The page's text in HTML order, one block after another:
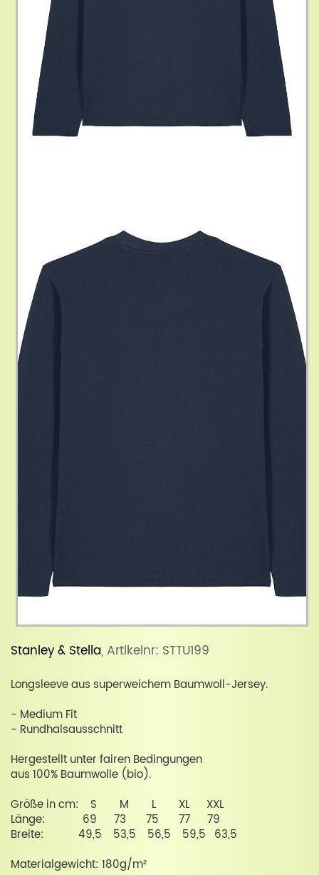
Stanley & Stella, Artikelnr: STTU199
Longsleeve aus superweichem Baumwoll-Jersey.
- Medium Fit
- Rundhalsausschnitt
Hergestellt unter fairen Bedingungen
aus 100% Baumwolle (bio).
Größe in cm: S M L XL XXL
Länge: 69 73 75 77 79
Breite: 49,5 53,5 56,5 59,5 63,5
Materialgewicht: 180g/m²